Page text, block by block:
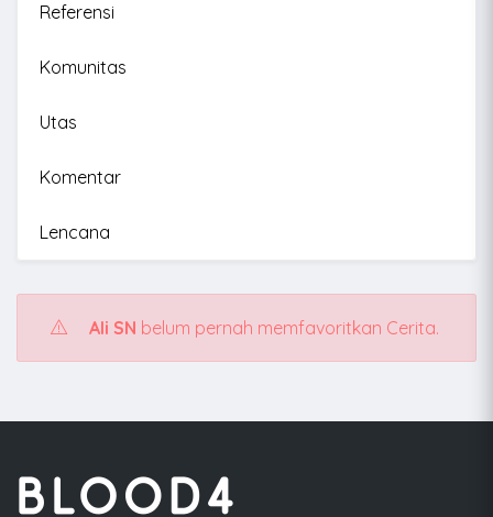
Referensi
Komunitas
Utas
Komentar
Lencana
Ali SN belum pernah memfavoritkan Cerita.